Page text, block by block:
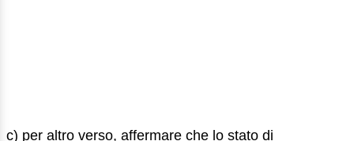
c) per altro verso, affermare che lo stato di